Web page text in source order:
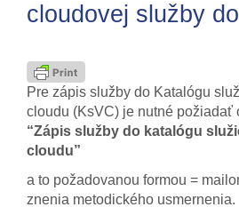
cloudovej služby
Pre zápis služby do Katalógu
cloudu (KsVC) je nutné požiadať
“Zápis služby do katalógu
cloudu”
a to požadovanou formou =
znenia metodického usmernenia.